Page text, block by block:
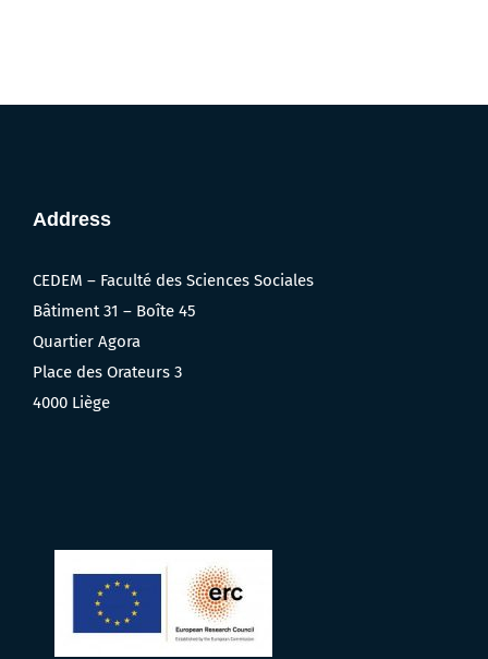
Address
CEDEM – Faculté des Sciences Sociales
Bâtiment 31 – Boîte 45
Quartier Agora
Place des Orateurs 3
4000 Liège